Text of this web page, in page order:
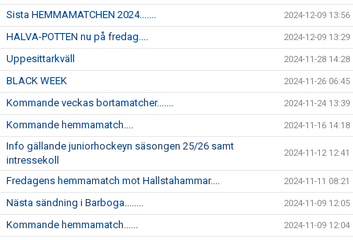
Sista HEMMAMATCHEN 2024....... 2024-12-09 13:56
HALVA-POTTEN nu på fredag.... 2024-12-09 13:29
Uppesittarkväll 2024-11-28 14:28
BLACK WEEK 2024-11-26 06:45
Kommande veckas bortamatcher....... 2024-11-24 13:39
Kommande hemmamatch.... 2024-11-16 14:18
Info gällande juniorhockeyn säsongen 25/26 samt
intressekoll
2024-11-12 12:41
Fredagens hemmamatch mot Hallstahammar.... 2024-11-11 08:21
Nästa sändning i Barboga........ 2024-11-09 12:05
Kommande hemmamatch...... 2024-11-09 12:04